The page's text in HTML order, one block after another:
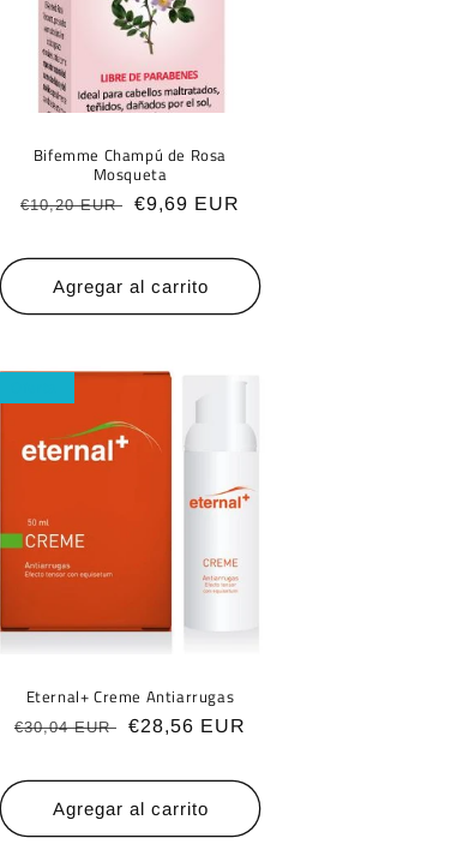
Bifemme Champú de Rosa
Mosqueta
Precio
€10,20 EUR
Precio
oferta
€9,69 EUR
Agregar al carrito
Eternal+ Creme Antiarrugas
Precio
€30,04 EUR
Precio
oferta
€28,56 EUR
Agregar al carrito